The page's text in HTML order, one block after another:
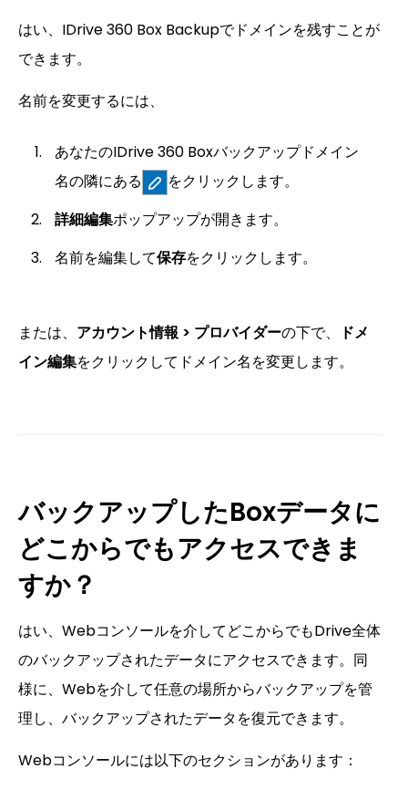
はい、IDrive 360 Box Backupでドメインを残すことが
できます。
名前を変更するには、
あなたのIDrive 360 Boxバックアップドメイン
名の隣にある
をクリックします。
詳細編集ポップアップが開きます。
名前を編集して保存をクリックします。
または、 アカウント情報 > プロバイダーの下で、
ドメ
イン編集をクリックしてドメイン名を変更します。
バックアップしたBoxデータに
どこからでもアクセスできま
すか？
はい、Webコンソールを介してどこからでもDrive全体
のバックアップされたデータにアクセスできます。同
様に、Webを介して任意の場所からバックアップを管
理し、バックアップされたデータを復元できます。
Webコンソールには以下のセクションがあります：